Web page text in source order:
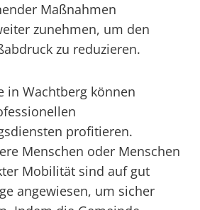
Maßnahmen
zunehmen, um den
zu reduzieren.
in Wachtberg können
profitieren.
Menschen oder Menschen
Mobilität sind auf gut
angewiesen, um sicher